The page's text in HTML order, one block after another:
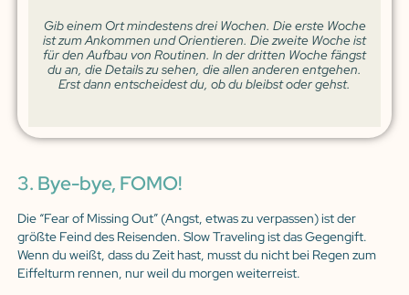
Gib einem Ort mindestens drei Wochen. Die erste Woche
ist zum Ankommen und Orientieren. Die zweite Woche ist
für den Aufbau von Routinen. In der dritten Woche fängst
du an, die Details zu sehen, die allen anderen entgehen.
Erst dann entscheidest du, ob du bleibst oder gehst.
3. Bye-bye, FOMO!
Die “Fear of Missing Out” (Angst, etwas zu verpassen) ist der
größte Feind des Reisenden. Slow Traveling ist das Gegengift.
Wenn du weißt, dass du Zeit hast, musst du nicht bei Regen zum
Eiffelturm rennen, nur weil du morgen weiterreist.